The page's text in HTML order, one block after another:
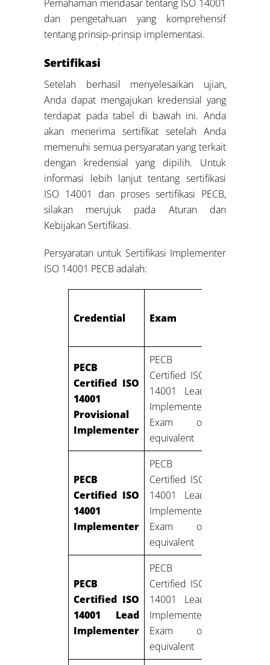
Pemahaman mendasar tentang ISO 14001
dan pengetahuan yang komprehensif
tentang prinsip-prinsip implementasi.
Sertifikasi
Setelah berhasil menyelesaikan ujian,
Anda dapat mengajukan kredensial yang
terdapat pada tabel di bawah ini. Anda
akan menerima sertifikat setelah Anda
memenuhi semua persyaratan yang terkait
dengan kredensial yang dipilih. Untuk
informasi lebih lanjut tentang sertifikasi
ISO 14001 dan proses sertifikasi PECB,
silakan merujuk pada Aturan dan
Kebijakan Sertifikasi.
Persyaratan untuk Sertifikasi Implementer
ISO 14001 PECB adalah:
Credential Exam
PECB
Certified ISO
14001
Provisional
Implementer
PECB
Certified ISO
14001 Lead
Implementer
Exam or
equivalent
PECB
Certified ISO
14001
Implementer
PECB
Certified ISO
14001 Lead
Implementer
Exam or
equivalent
PECB
Certified ISO
14001 Lead
Implementer
PECB
Certified ISO
14001 Lead
Implementer
Exam or
equivalent